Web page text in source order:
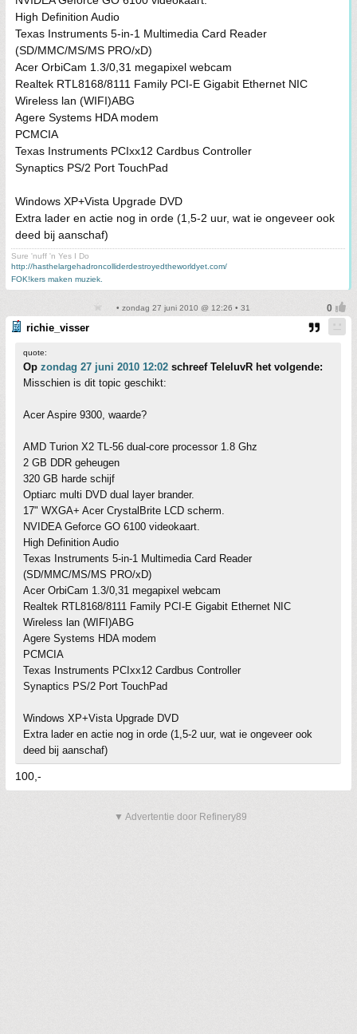
High Definition Audio
Texas Instruments 5-in-1 Multimedia Card Reader
(SD/MMC/MS/MS PRO/xD)
Acer OrbiCam 1.3/0,31 megapixel webcam
Realtek RTL8168/8111 Family PCI-E Gigabit Ethernet NIC
Wireless lan (WIFI)ABG
Agere Systems HDA modem
PCMCIA
Texas Instruments PCIxx12 Cardbus Controller
Synaptics PS/2 Port TouchPad
Windows XP+Vista Upgrade DVD
Extra lader en actie nog in orde (1,5-2 uur, wat ie ongeveer ook
deed bij aanschaf)
Sure 'nuff 'n Yes I Do
http://hasthelargehadroncolliderdestroyedtheworldyet.com/
FOK!kers maken muziek.
• zondag 27 juni 2010 @ 12:26 • 31
richie_visser
quote:
Op zondag 27 juni 2010 12:02 schreef TeleluvR het volgende:
Misschien is dit topic geschikt:
Acer Aspire 9300, waarde?
AMD Turion X2 TL-56 dual-core processor 1.8 Ghz
2 GB DDR geheugen
320 GB harde schijf
Optiarc multi DVD dual layer brander.
17" WXGA+ Acer CrystalBrite LCD scherm.
NVIDEA Geforce GO 6100 videokaart.
High Definition Audio
Texas Instruments 5-in-1 Multimedia Card Reader
(SD/MMC/MS/MS PRO/xD)
Acer OrbiCam 1.3/0,31 megapixel webcam
Realtek RTL8168/8111 Family PCI-E Gigabit Ethernet NIC
Wireless lan (WIFI)ABG
Agere Systems HDA modem
PCMCIA
Texas Instruments PCIxx12 Cardbus Controller
Synaptics PS/2 Port TouchPad
Windows XP+Vista Upgrade DVD
Extra lader en actie nog in orde (1,5-2 uur, wat ie ongeveer ook
deed bij aanschaf)
100,-
▼ Advertentie door Refinery89